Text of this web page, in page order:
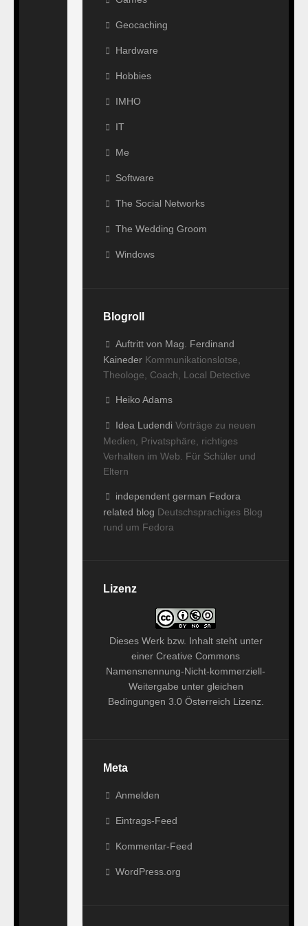
Geocaching
Hardware
Hobbies
IMHO
IT
Me
Software
The Social Networks
The Wedding Groom
Windows
Blogroll
Auftritt von Mag. Ferdinand
Kaineder Kommunikationslotse,
Theologe, Coach, Local Detective
Heiko Adams
Idea Ludendi Vorträge zu neuen
Medien, Privatsphäre, richtiges
Verhalten im Web. Für Schüler und
Eltern
independent german Fedora
related blog Deutschsprachiges Blog
rund um Fedora
Lizenz
Dieses Werk bzw. Inhaltsteht unter
einer Creative Commons
Namensnennung-Nicht-kommerziell-
Weitergabe unter gleichen
Bedingungen 3.0 Österreich Lizenz
Meta
Anmelden
Eintrags-Feed
Kommentar-Feed
WordPress.org